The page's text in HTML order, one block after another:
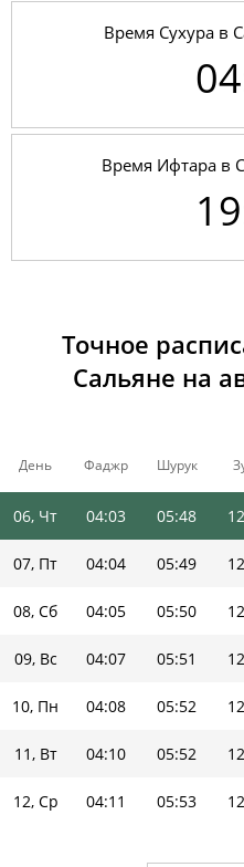
Время Сухура в
Время Ифтара в
Точное
Сальяне на
День Фаджр Шурук
03:58 05:45
05, Ср 04:01 05:47
06, Чт 04:03 05:48
07, Пт 04:04 05:49
08, Сб 04:05 05:50
09, Вс 04:07 05:51
10, Пн 04:08 05:52
11, Вт 04:10 05:52
12, Ср 04:11 05:53